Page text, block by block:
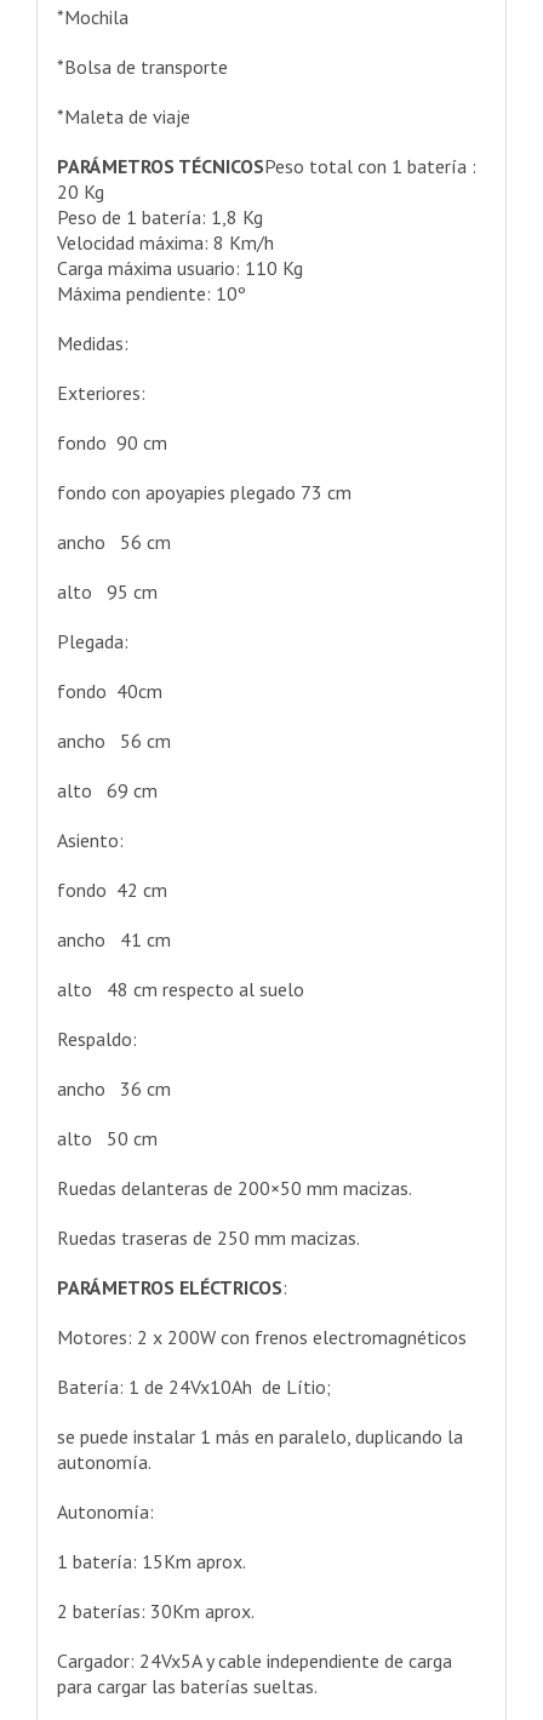
*Mochila
*Bolsa de transporte
*Maleta de viaje
PARÁMETROS TÉCNICOSPeso total con 1 batería :
20 Kg
Peso de 1 batería: 1,8 Kg
Velocidad máxima: 8 Km/h
Carga máxima usuario: 110 Kg
Máxima pendiente: 10º
Medidas:
Exteriores:
fondo 90 cm
fondo con apoyapies plegado 73 cm
ancho 56 cm
alto 95 cm
Plegada:
fondo 40cm
ancho 56 cm
alto 69 cm
Asiento:
fondo 42 cm
ancho 41 cm
alto 48 cm respecto al suelo
Respaldo:
ancho 36 cm
alto 50 cm
Ruedas delanteras de 200×50 mm macizas.
Ruedas traseras de 250 mm macizas.
PARÁMETROS ELÉCTRICOS:
Motores: 2 x 200W con frenos electromagnéticos
Batería: 1 de 24Vx10Ah de Lítio;
se puede instalar 1 más en paralelo, duplicando la
autonomía.
Autonomía:
1 batería: 15Km aprox.
2 baterías: 30Km aprox.
Cargador: 24Vx5A y cable independiente de carga
para cargar las baterías sueltas.